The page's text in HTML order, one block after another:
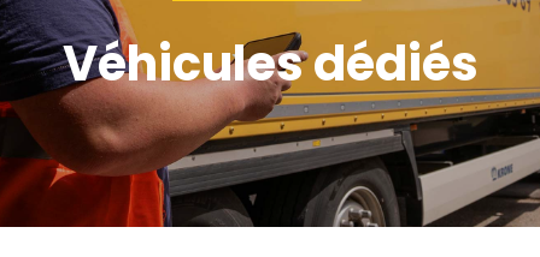
Véhicules dédiés